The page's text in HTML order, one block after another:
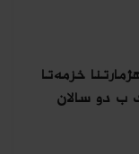
خزمەتا
ب دو سالان